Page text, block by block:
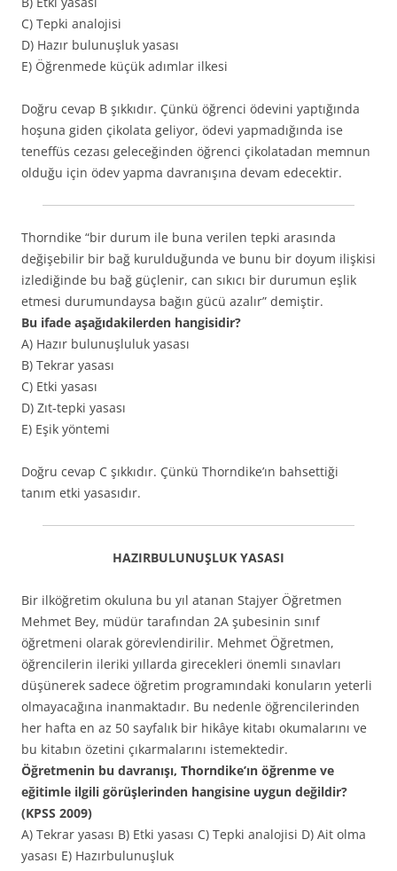
C) Tepki analojisi
D) Hazır bulunuşluk yasası
E) Öğrenmede küçük adımlar ilkesi
Doğru cevap B şıkkıdır. Çünkü öğrenci ödevini yaptığında
hoşuna giden çikolata geliyor, ödevi yapmadığında ise
teneffüs cezası geleceğinden öğrenci çikolatadan memnun
olduğu için ödev yapma davranışına devam edecektir.
Thorndike “bir durum ile buna verilen tepki arasında
değişebilir bir bağ kurulduğunda ve bunu bir doyum ilişkisi
izlediğinde bu bağ güçlenir, can sıkıcı bir durumun eşlik
etmesi durumundaysa bağın gücü azalır” demiştir.
Bu ifade aşağıdakilerden hangisidir?
A) Hazır bulunuşluluk yasası
B) Tekrar yasası
C) Etki yasası
D) Zıt-tepki yasası
E) Eşik yöntemi
Doğru cevap C şıkkıdır. Çünkü Thorndike’ın bahsettiği
tanım etki yasasıdır.
HAZIRBULUNUŞLUK YASASI
Bir ilköğretim okuluna bu yıl atanan Stajyer Öğretmen
Mehmet Bey, müdür tarafından 2A şubesinin sınıf
öğretmeni olarak görevlendirilir. Mehmet Öğretmen,
öğrencilerin ileriki yıllarda girecekleri önemli sınavları
düşünerek sadece öğretim programındaki konuların yeterli
olmayacağına inanmaktadır. Bu nedenle öğrencilerinden
her hafta en az 50 sayfalık bir hikâye kitabı okumalarını ve
bu kitabın özetini çıkarmalarını istemektedir.
Öğretmenin bu davranışı, Thorndike’ın öğrenme ve
eğitimle ilgili görüşlerinden hangisine uygun değildir?
(KPSS 2009)
A) Tekrar yasası B) Etki yasası C) Tepki analojisi D) Ait olma
yasası E) Hazırbulunuşluk